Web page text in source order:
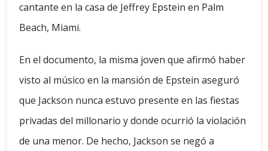
cantante en la casa de Jeffrey Epstein en Palm
Beach, Miami.
En el documento, la misma joven que afirmó haber
visto al músico en la mansión de Epstein aseguró
que Jackson nunca estuvo presente en las fiestas
privadas del millonario y donde ocurrió la violación
de una menor. De hecho, Jackson se negó a